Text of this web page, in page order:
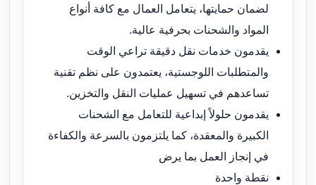
لضمان حمايتها، يتعامل العمال مع كافة أنواع
المواد والشحنات بحرفية عالية.
يقدمون خدمات نقل دقيقة تراعي الوقت
والمتطلبات اللوجستية، يعتمدون على نظم تقنية
تساعدهم في تسهيل عمليات النقل والتخزين.
يقدمون حلولاً إبداعية للتعامل مع الشحنات
الكبيرة والمعقدة، كما يلتزمون بالسرعة والكفاءة
في إنجاز العمل بما يرض
نقطة واحدة